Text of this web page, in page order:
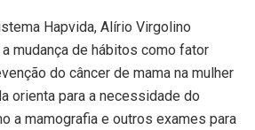
Hapvida, Alírio Virgolino
mudança de hábitos como fator
do câncer de mama na mulher
orienta para a necessidade do
a mamografia e outros exames para